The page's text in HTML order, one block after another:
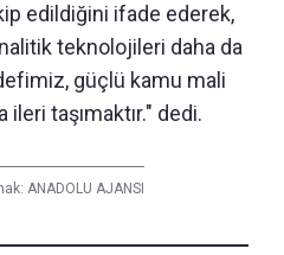
edildiğini ifade ederek,
teknolojileri daha da
güçlü kamu mali
taşımaktır." dedi.
ANADOLU AJANSI